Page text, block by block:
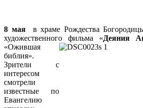
8 маяв храме Рождества Богородицы
художественного фильма «Деяния
«Ожившая
библия».
Зрители с
интересом
смотрели
известные по
Евангелию